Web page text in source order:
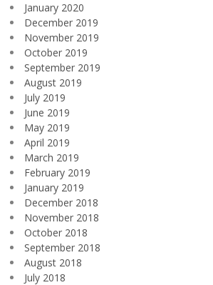
January 2020
December 2019
November 2019
October 2019
September 2019
August 2019
July 2019
June 2019
May 2019
April 2019
March 2019
February 2019
January 2019
December 2018
November 2018
October 2018
September 2018
August 2018
July 2018